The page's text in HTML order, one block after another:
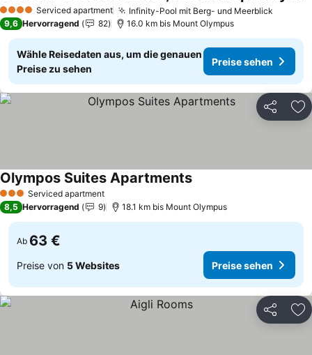
4 Sterne Serviced apartment Infinity-Pool mit Berg- und Meerblick
9,6 Hervorragend 82 16.0 km bis Mount Olympus
Wähle Reisedaten aus, um die genauen
Preise zu sehen
Preise sehen
Teilen
3 SterneServiced apartment
Olympos Suites Apartments
8,5 Hervorragend 9 18.1 km bis Mount Olympus
Ab 63 €
Preise von 5 Websites Preise sehen
Teilen